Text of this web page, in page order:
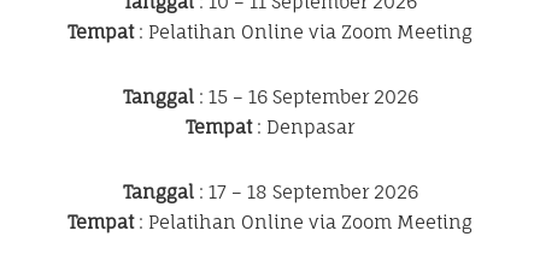
Tempat: Pelatihan Online via Zoom Meeting
Tanggal: 15 – 16 September 2026
Tempat: Denpasar
Tanggal: 17 – 18 September 2026
Tempat: Pelatihan Online via Zoom Meeting